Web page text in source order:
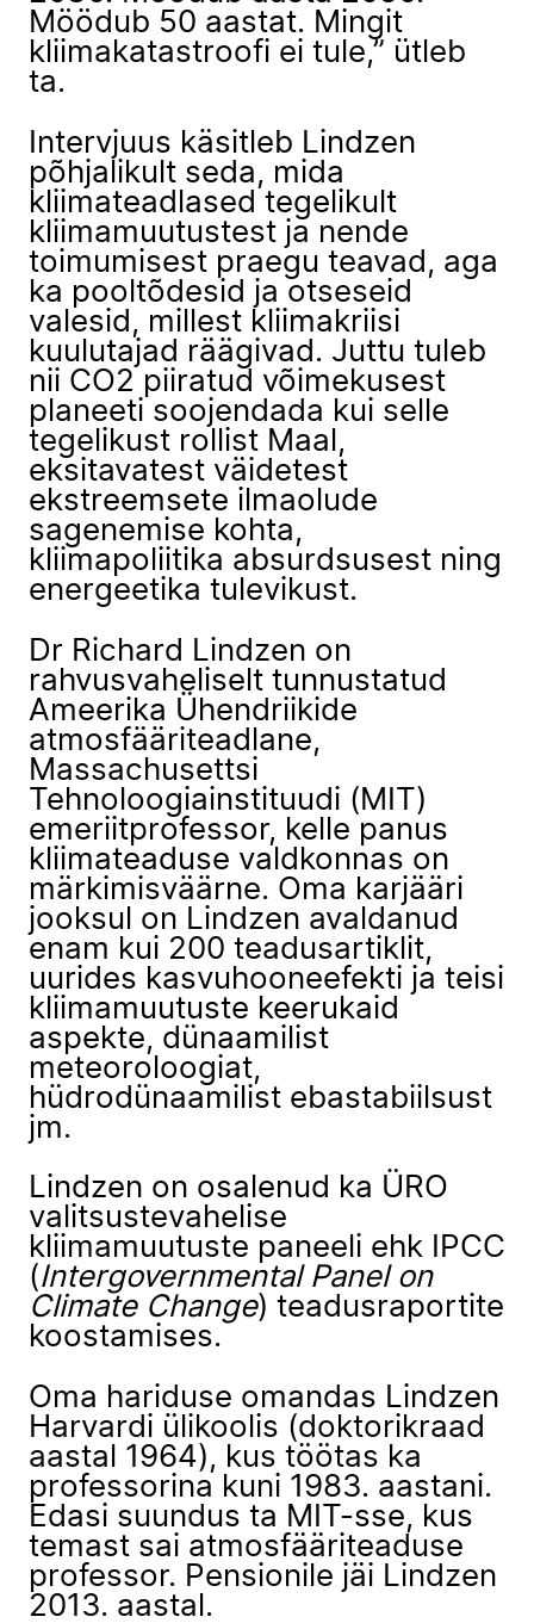
Möödub 50 aastat. Mingit
kliimakatastroofi ei tule,” ütleb
ta.
Intervjuus käsitleb Lindzen
põhjalikult seda, mida
kliimateadlased tegelikult
kliimamuutustest ja nende
toimumisest praegu teavad, aga
ka pooltõdesid ja otseseid
valesid, millest kliimakriisi
kuulutajad räägivad. Juttu tuleb
nii CO2 piiratud võimekusest
planeeti soojendada kui selle
tegelikust rollist Maal,
eksitavatest väidetest
ekstreemsete ilmaolude
sagenemise kohta,
kliimapoliitika absurdsusest ning
energeetika tulevikust.
Dr Richard Lindzen on
rahvusvaheliselt tunnustatud
Ameerika Ühendriikide
atmosfääriteadlane,
Massachusettsi
Tehnoloogiainstituudi (MIT)
emeriitprofessor, kelle panus
kliimateaduse valdkonnas on
märkimisväärne. Oma karjääri
jooksul on Lindzen avaldanud
enam kui 200 teadusartiklit,
uurides kasvuhooneefekti ja teisi
kliimamuutuste keerukaid
aspekte, dünaamilist
meteoroloogiat,
hüdrodünaamilist ebastabiilsust
jm.
Lindzen on osalenud ka ÜRO
valitsustevahelise
kliimamuutuste paneeli ehk IPCC
(Intergovernmental Panel on
Climate Change) teadusraportite
koostamises.
Oma hariduse omandas Lindzen
Harvardi ülikoolis (doktorikraad
aastal 1964), kus töötas ka
professorina kuni 1983. aastani.
Edasi suundus ta MIT-sse, kus
temast sai atmosfääriteaduse
professor. Pensionile jäi Lindzen
2013. aastal.